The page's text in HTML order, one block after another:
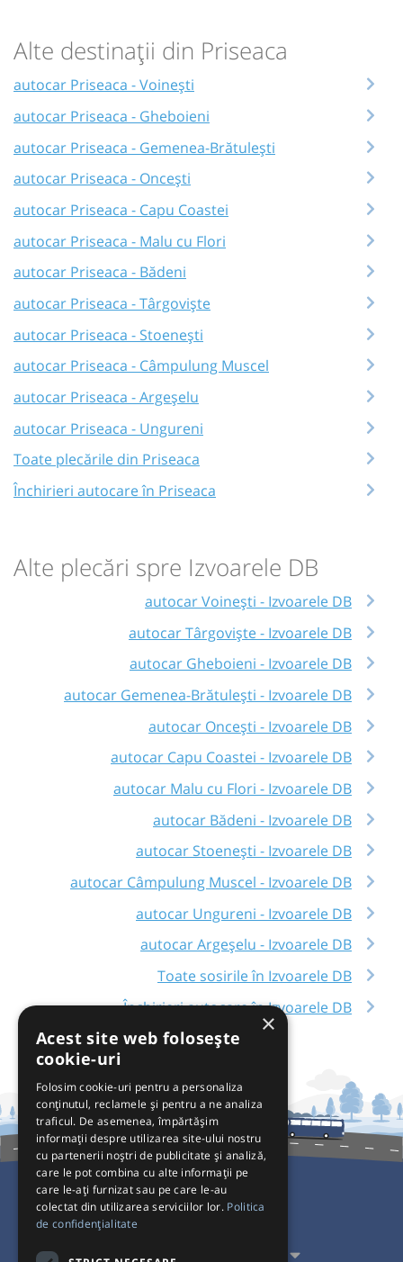
Alte destinații din Priseaca
autocar Priseaca - Voinești
autocar Priseaca - Gheboieni
autocar Priseaca - Gemenea-Brătulești
autocar Priseaca - Oncești
autocar Priseaca - Capu Coastei
autocar Priseaca - Malu cu Flori
autocar Priseaca - Bădeni
autocar Priseaca - Târgoviște
autocar Priseaca - Stoenești
autocar Priseaca - Câmpulung Muscel
autocar Priseaca - Argeșelu
autocar Priseaca - Ungureni
Toate plecările din Priseaca
Închirieri autocare în Priseaca
Alte plecări spre Izvoarele DB
autocar Voinești - Izvoarele DB
autocar Târgoviște - Izvoarele DB
autocar Gheboieni - Izvoarele DB
autocar Gemenea-Brătulești - Izvoarele DB
autocar Oncești - Izvoarele DB
autocar Capu Coastei - Izvoarele DB
autocar Malu cu Flori - Izvoarele DB
autocar Bădeni - Izvoarele DB
autocar Stoenești - Izvoarele DB
autocar Câmpulung Muscel - Izvoarele DB
autocar Ungureni - Izvoarele DB
autocar Argeșelu - Izvoarele DB
Toate sosirile în Izvoarele DB
Închirieri autocare în Izvoarele DB
Pentru Călători
Pentru Transportatori
×
Acest site web folosește
cookie-uri
Folosim cookie-uri pentru a personaliza
conținutul, reclamele și pentru a ne analiza
traficul. De asemenea, împărtășim
informații despre utilizarea site-ului nostru
cu partenerii noștri de publicitate și analiză,
care le pot combina cu alte informații pe
care le-ați furnizat sau pe care le-au
colectat din utilizarea serviciilor lor. Politica
de confidențialitate